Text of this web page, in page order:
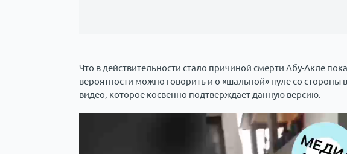
Что в действительности стало причиной смерти Абу-Акле
вероятности можно говорить и о «шальной» пуле со стороны
видео, которое косвенно подтверждает данную версию.